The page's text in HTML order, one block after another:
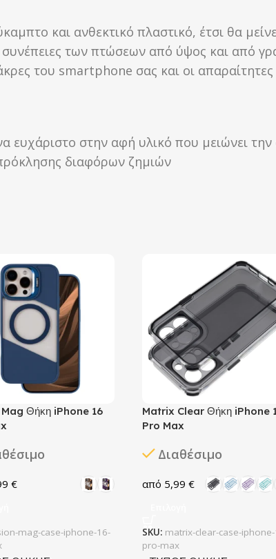
και ανθεκτικό πλαστικό, έτσι θα
των πτώσεων από ύψος και από
του smartphone σας και οι
ευχάριστο στην αφή υλικό που μειώνει
διαφόρων ζημιών
Θήκη iPhone 16
€
mag-case-iphone-16-
Matrix Clear Θήκη iPhone
Pro Max
Διαθέσιμο
5,99 €
SKU: matrix-clear-case-
pro-max